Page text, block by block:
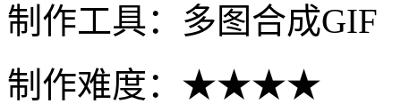
制作工具：多图合成GIF
制作难度：★★★★